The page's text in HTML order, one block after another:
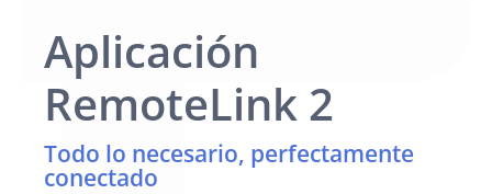
Aplicación
RemoteLink 2
Todo lo necesario, perfectamente
conectado